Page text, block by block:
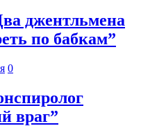
джентльмена
по бабкам”
0
враг”